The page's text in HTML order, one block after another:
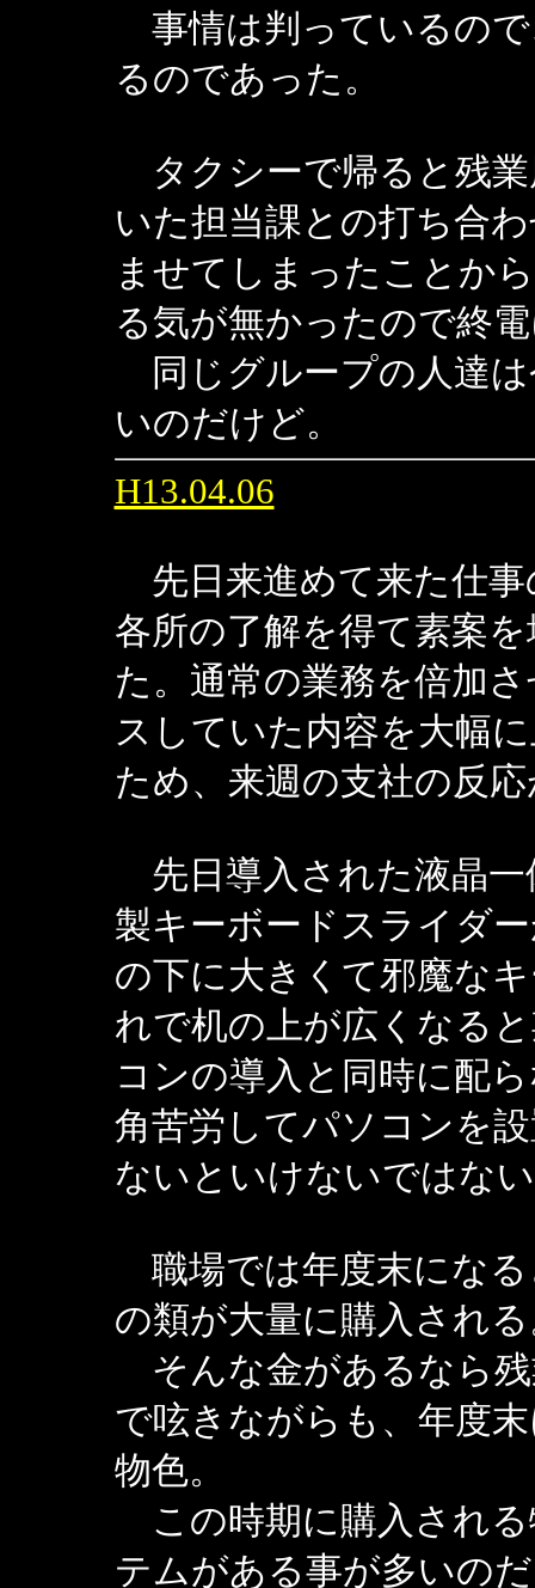
事情は判っているの
るのであった。
タクシーで帰ると残
いた担当課との打ち合
ませてしまったことか
る気が無かったので終
同じグループの人達
いのだけど。
H13.04.06
先日来進めて来た仕事
各所の了解を得て素案
た。通常の業務を倍加
スしていた内容を大幅
ため、来週の支社の反
先日導入された液晶一
製キーボードスライダ
の下に大きくて邪魔な
れで机の上が広くなる
コンの導入と同時に配
角苦労してパソコンを
ないといけないではな
職場では年度末になる
の類が大量に購入され
そんな金があるなら
で呟きながらも、年度
物色。
この時期に購入され
テムがある事が多いの